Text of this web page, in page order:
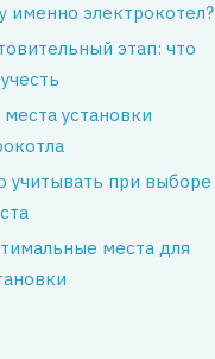
именно электрокотел?
этап: что
установки
учитывать при выборе
места для